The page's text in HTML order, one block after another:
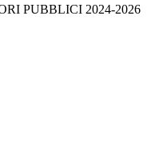
PUBBLICI 2024-2026